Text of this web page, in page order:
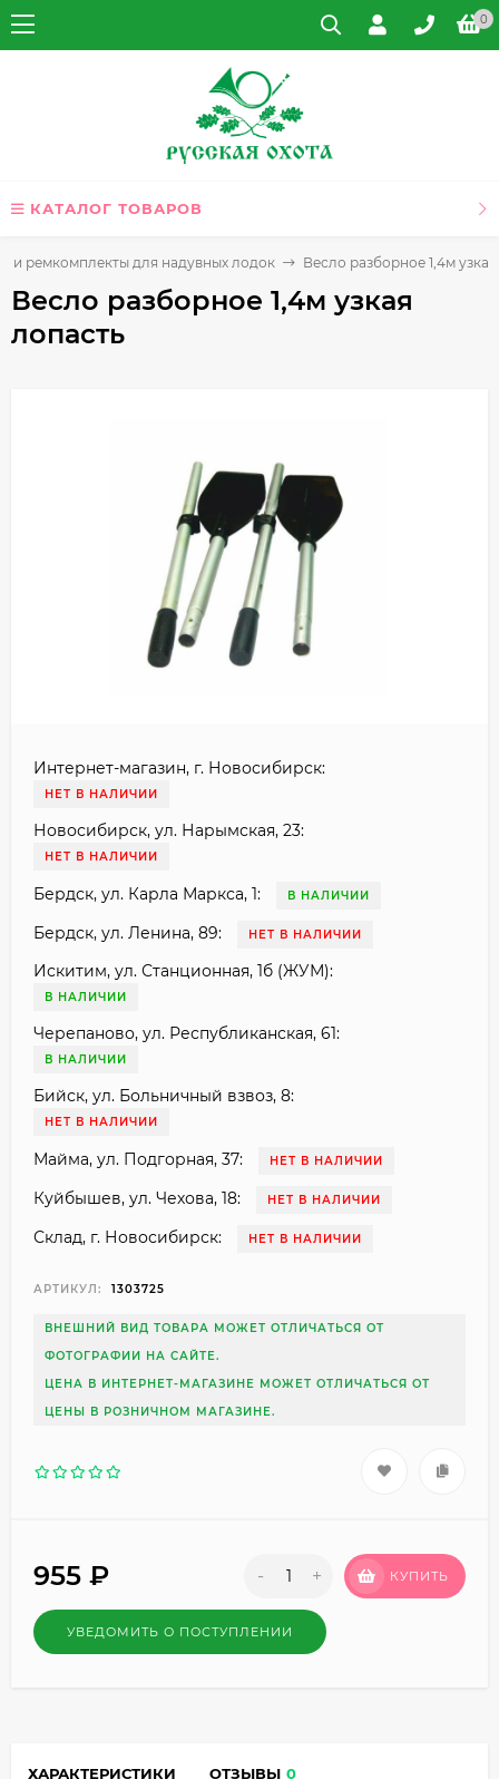
0
КАТАЛОГ ТОВАРОВ
и ремкомплекты для надувных лодок Весло разборное 1,4м
Весло разборное 1,4м узкая
лопасть
Интернет-магазин, г. Новосибирск:
НЕТ В НАЛИЧИИ
Новосибирск, ул. Нарымская, 23:
НЕТ В НАЛИЧИИ
Бердск, ул. Карла Маркса, 1: В НАЛИЧИИ
Бердск, ул. Ленина, 89: НЕТ В НАЛИЧИИ
Искитим, ул. Станционная, 1б (ЖУМ):
В НАЛИЧИИ
Черепаново, ул. Республиканская, 61:
В НАЛИЧИИ
Бийск, ул. Больничный взвоз, 8:
НЕТ В НАЛИЧИИ
Майма, ул. Подгорная, 37: НЕТ В НАЛИЧИИ
Куйбышев, ул. Чехова, 18: НЕТ В НАЛИЧИИ
Склад, г. Новосибирск: НЕТ В НАЛИЧИИ
АРТИКУЛ: 1303725
ВНЕШНИЙ ВИД ТОВАРА МОЖЕТ ОТЛИЧАТЬСЯ ОТ
ФОТОГРАФИИ НА САЙТЕ.
ЦЕНА В ИНТЕРНЕТ-МАГАЗИНЕ МОЖЕТ ОТЛИЧАТЬСЯ ОТ
ЦЕНЫ В РОЗНИЧНОМ МАГАЗИНЕ.
955 ₽ - + КУПИТЬ
УВЕДОМИТЬ О ПОСТУПЛЕНИИ
ХАРАКТЕРИСТИКИ ОТЗЫВЫ 0